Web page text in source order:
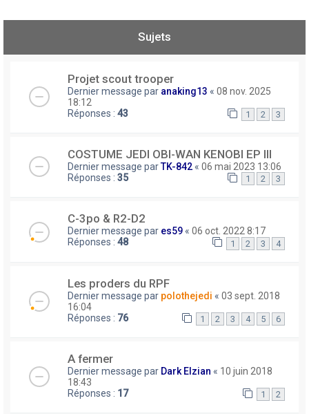
Sujets
Projet scout trooper
Dernier message par anaking13 « 08 nov. 2025
18:12
Réponses : 43 1 2 3
COSTUME JEDI OBI-WAN KENOBI EP III
Dernier message parTK-842 « 06 mai 2023 13:06
Réponses : 35 1 2 3
C-3po & R2-D2
Dernier message par es59 « 06 oct. 2022 8:17
Réponses : 48 1 2 3 4
Les proders du RPF
Dernier message par polothejedi « 03 sept. 2018
16:04
Réponses : 76 1 2 3 4 5 6
A fermer
Dernier message par Dark Elzian « 10 juin 2018
18:43
Réponses : 17 1 2